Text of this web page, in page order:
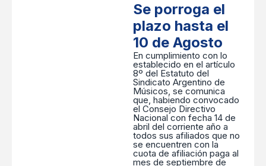
Se porroga el
plazo hasta el
10 de Agosto
En cumplimiento con lo
establecido en el artículo
8º del Estatuto del
Sindicato Argentino de
Músicos, se comunica
que, habiendo convocado
el Consejo Directivo
Nacional con fecha 14 de
abril del corriente año a
todos sus afiliados que no
se encuentren con la
cuota de afiliación paga al
mes de septiembre de